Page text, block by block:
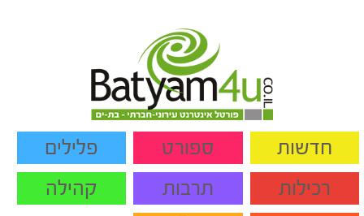
חדשות ספורט
פלילים
רכילות
תרבות
קהילה